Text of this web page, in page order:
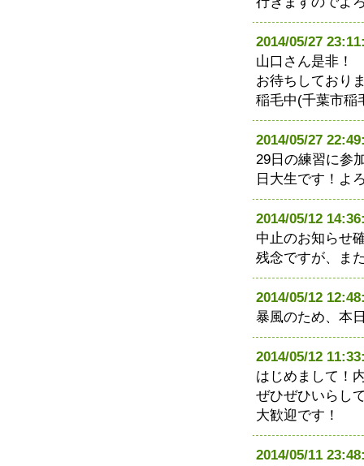
2014/05/27
山口さん是非！
お待ちしており
稲毛中(千葉市稲
2014/05/27
29日の練習に参
日大生です！よ
2014/05/12
中止のお知らせ
残念ですが、ま
2014/05/12
暴風のため、本
2014/05/12
はじめまして！
ぜひぜひいらし
大歓迎です！
2014/05/11